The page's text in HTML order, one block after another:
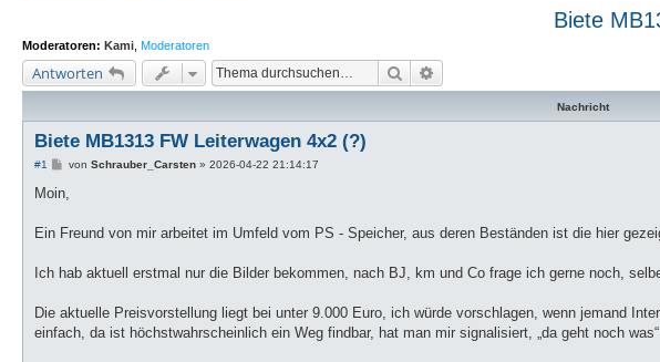
Biete
Moderatoren: Kami Moderatoren
Antworten Suche
Nachricht
Biete MB1313 FW Leiterwagen 4x2 (?)
#1
B
i
t
a
von Schrauber_Carsten» 2026-04-22 21:14:17
Moin,
Ein Freund von mir arbeitet im Umfeld vom PS - Speicher, aus deren Beständen ist die hier
Ich hab aktuell erstmal nur die Bilder bekommen, nach BJ, km und Co frage ich gerne noch,
Die aktuelle Preisvorstellung liegt bei unter 9.000 Euro, ich würde vorschlagen, wenn jemand
einfach, da ist höchstwahrscheinlich ein Weg findbar, hat man mir signalisiert, „da geht noch was“.